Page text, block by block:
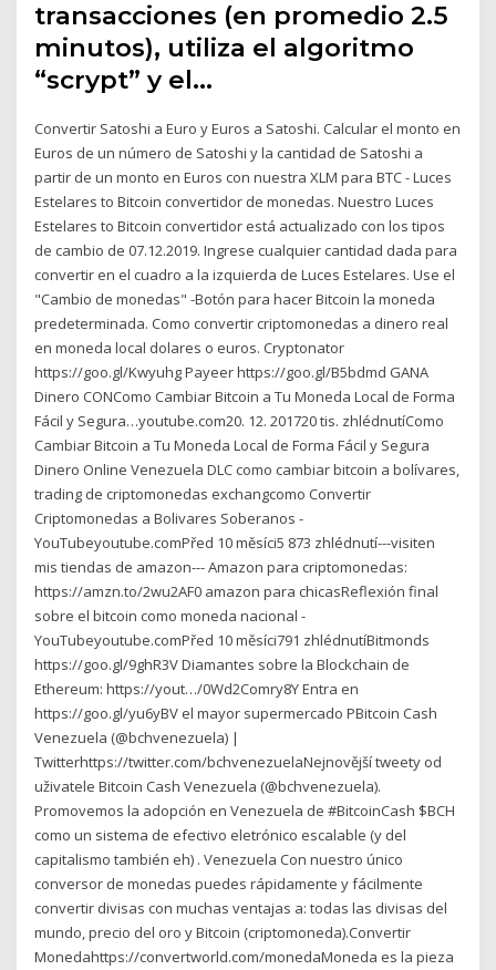
transacciones (en promedio 2.5
minutos), utiliza el algoritmo
“scrypt” y el…
Convertir Satoshi a Euro y Euros a Satoshi. Calcular el monto en
Euros de un número de Satoshi y la cantidad de Satoshi a
partir de un monto en Euros con nuestra XLM para BTC - Luces
Estelares to Bitcoin convertidor de monedas. Nuestro Luces
Estelares to Bitcoin convertidor está actualizado con los tipos
de cambio de 07.12.2019. Ingrese cualquier cantidad dada para
convertir en el cuadro a la izquierda de Luces Estelares. Use el
"Cambio de monedas" -Botón para hacer Bitcoin la moneda
predeterminada. Como convertir criptomonedas a dinero real
en moneda local dolares o euros. Cryptonator
https://goo.gl/Kwyuhg Payeer https://goo.gl/B5bdmd GANA
Dinero CONComo Cambiar Bitcoin a Tu Moneda Local de Forma
Fácil y Segura…youtube.com20. 12. 201720 tis. zhlédnutíComo
Cambiar Bitcoin a Tu Moneda Local de Forma Fácil y Segura
Dinero Online Venezuela DLC como cambiar bitcoin a bolívares,
trading de criptomonedas exchangcomo Convertir
Criptomonedas a Bolivares Soberanos -
YouTubeyoutube.comPřed 10 měsíci5 873 zhlédnutí---visiten
mis tiendas de amazon--- Amazon para criptomonedas:
https://amzn.to/2wu2AF0 amazon para chicasReflexión final
sobre el bitcoin como moneda nacional -
YouTubeyoutube.comPřed 10 měsíci791 zhlédnutíBitmonds
https://goo.gl/9ghR3V Diamantes sobre la Blockchain de
Ethereum: https://yout…/0Wd2Comry8Y Entra en
https://goo.gl/yu6yBV el mayor supermercado PBitcoin Cash
Venezuela (@bchvenezuela) |
Twitterhttps://twitter.com/bchvenezuelaNejnovější tweety od
uživatele Bitcoin Cash Venezuela (@bchvenezuela).
Promovemos la adopción en Venezuela de #BitcoinCash $BCH
como un sistema de efectivo eletrónico escalable (y del
capitalismo también eh) . Venezuela Con nuestro único
conversor de monedas puedes rápidamente y fácilmente
convertir divisas con muchas ventajas a: todas las divisas del
mundo, precio del oro y Bitcoin (criptomoneda).Convertir
Monedahttps://convertworld.com/monedaMoneda es la pieza